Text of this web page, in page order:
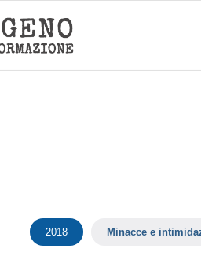
2018 Minacce e